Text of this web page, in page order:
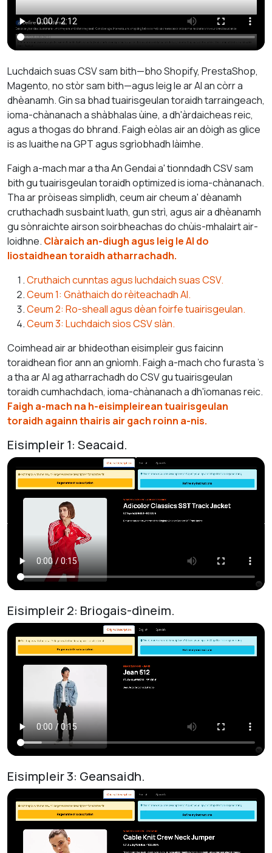
Luchdaich suas CSV sam bith—bho Shopify, PrestaShop,
Magento, no stòr sam bith—agus leig le ar AI an còrr a
dhèanamh. Gin sa bhad tuairisgeulan toraidh tarraingeach,
ioma-chànanach a shàbhalas ùine, a dh'àrdaicheas reic,
agus a thogas do bhrand. Faigh eòlas air an dòigh as glice
is as luaithe na GPT agus sgrìobhadh làimhe.
Faigh a-mach mar a tha An Gendai a' tionndadh CSV sam
bith gu tuairisgeulan toraidh optimized is ioma-chànanach.
Tha ar pròiseas sìmplidh, ceum air cheum a' dèanamh
cruthachadh susbaint luath, gun strì, agus air a dhèanamh
gu sònraichte airson soirbheachas do chùis-mhalairt air-
loidhne. Clàraich an-diugh agus leig le AI do
liostaidhean toraidh atharrachadh.
Cruthaich cunntas agus luchdaich suas CSV.
Ceum 1: Gnàthaich do rèiteachadh AI.
Ceum 2: Ro-sheall agus dèan foirfe tuairisgeulan.
Ceum 3: Luchdaich sìos CSV slàn.
Coimhead air ar bhideothan eisimpleir gus faicinn
toraidhean fìor ann an gnìomh. Faigh a-mach cho furasta 's
a tha ar AI ag atharrachadh do CSV gu tuairisgeulan
toraidh cumhachdach, ioma-chànanach a dh'iomanas reic.
Faigh a-mach na h-eisimpleirean tuairisgeulan
toraidh againn thairis air gach roinn a-nis.
Eisimpleir 1: Seacaid.
Eisimpleir 2: Briogais-dìneim.
Eisimpleir 3: Geansaidh.